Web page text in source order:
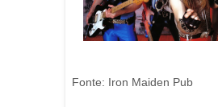
Fonte: Iron Maiden Pub